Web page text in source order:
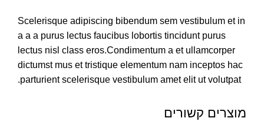
Scelerisque adipiscing bibendum sem vestibulum et in
a a a purus lectus faucibus lobortis tincidunt purus
lectus nisl class eros.Condimentum a et ullamcorper
dictumst mus et tristique elementum nam inceptos hac
parturient scelerisque vestibulum amet elit ut volutpat.
מוצרים קשורים